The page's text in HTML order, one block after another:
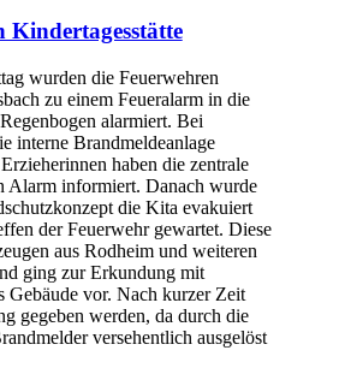
Kindertagesstätte
wurden die Feuerwehren
zu einem Feueralarm in die
alarmiert. Bei
interne Brandmeldeanlage
haben die zentrale
Alarm informiert. Danach wurde
die Kita evakuiert
der Feuerwehr gewartet. Diese
aus Rodheim und weiteren
ging zur Erkundung mit
Gebäude vor. Nach kurzer Zeit
gegeben werden, da durch die
versehentlich ausgelöst